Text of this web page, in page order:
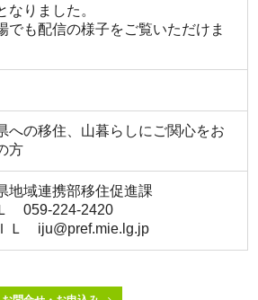
なりました。
も配信の様子をご覧いただけま
への移住、山暮らしにご関心をお
方
地域連携部移住促進課
059-224-2420
Ｌ iju@pref.mie.lg.jp